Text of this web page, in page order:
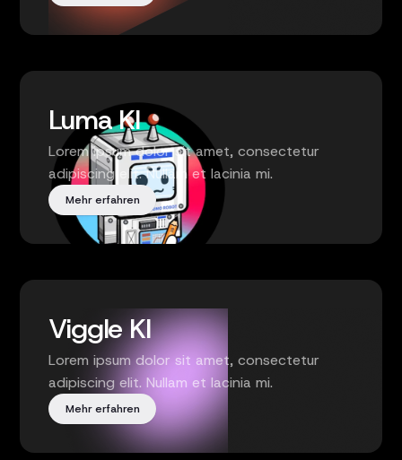
Luma KI
Lorem ipsum dolor sit amet, consectetur
adipiscing elit. Nullam et lacinia mi.
Mehr erfahren
Viggle KI
Lorem ipsum dolor sit amet, consectetur
adipiscing elit. Nullam et lacinia mi.
Mehr erfahren